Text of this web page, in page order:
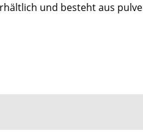
und besteht aus